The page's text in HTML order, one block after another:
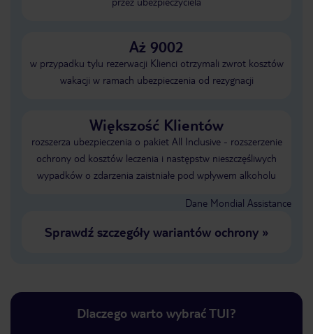
Aż 9002
w przypadku tylu rezerwacji Klienci otrzymali zwrot kosztów
wakacji w ramach ubezpieczenia od rezygnacji
Większość Klientów
rozszerza ubezpieczenia o pakiet All Inclusive - rozszerzenie
ochrony od kosztów leczenia i następstw nieszczęśliwych
wypadków o zdarzenia zaistniałe pod wpływem alkoholu
Dane Mondial Assistance
Sprawdź szczegóły wariantów ochrony»
Dlaczego warto wybrać TUI?